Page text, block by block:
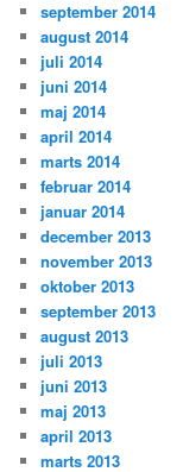
september 2014
august 2014
juli 2014
juni 2014
maj 2014
april 2014
marts 2014
februar 2014
januar 2014
december 2013
november 2013
oktober 2013
september 2013
august 2013
juli 2013
juni 2013
maj 2013
april 2013
marts 2013